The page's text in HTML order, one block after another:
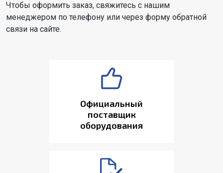
Чтобы оформить заказ, свяжитесь с нашим
менеджером по телефону или через форму обратной
связи на сайте.
Официальный
поставщик
оборудования